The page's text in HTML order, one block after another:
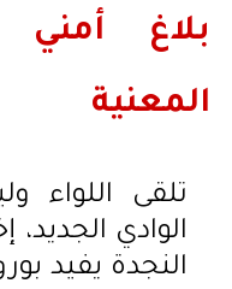
بلاغ أمني
المعنية
تلقى اللواء
الوادي
النجدة يفيد